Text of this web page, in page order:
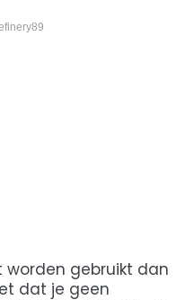
worden gebruikt dan
dat je geen